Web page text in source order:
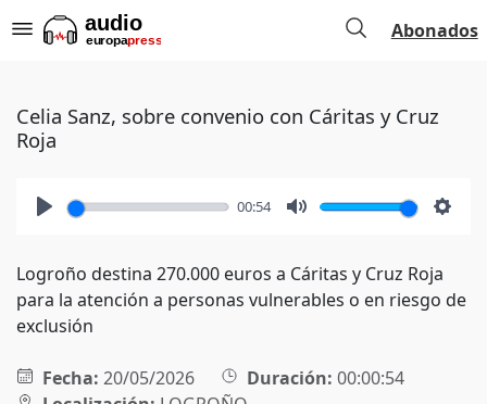
Abonados
Celia Sanz, sobre convenio con Cáritas y Cruz
Roja
00:54
Logroño destina 270.000 euros a Cáritas y Cruz Roja
para la atención a personas vulnerables o en riesgo de
exclusión
Fecha: 20/05/2026 Duración: 00:00:54